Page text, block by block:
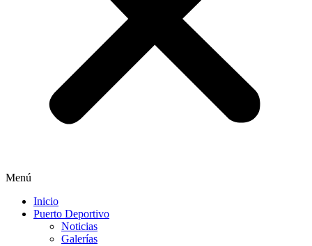
Menú
Inicio
Puerto Deportivo
Noticias
Galerías